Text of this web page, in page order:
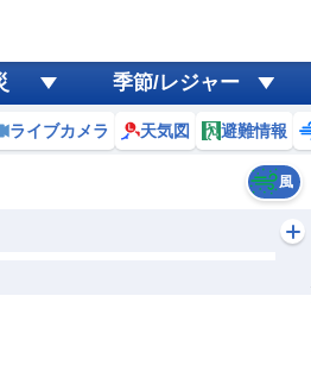
季節/レジャー
ライブカメラ 天気図 避難情報
風